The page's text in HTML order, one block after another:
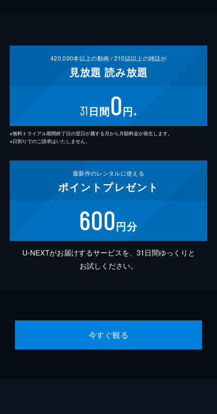
420,000本以上の動画 /210誌以上の雑誌が
見放題 読み放題
31 日間0円 ※
※無料トライアル期間終了日の翌日が属する月から月額料金が発生します。
※日割りでのご請求はいたしません。
最新作のレンタルに使える
ポイント プレゼント
600円分
U-NEXTがお届けするサービスを、31日間ゆっくりと
お試しください。
今すぐ観る